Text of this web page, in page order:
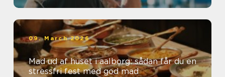
09. March 2026
Mad ud af huset i aalborg: sådan får du en
stressfri fest med god mad